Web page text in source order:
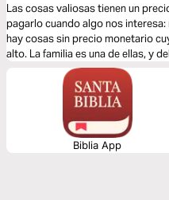
Las cosas valiosas tienen un
pagarlo cuando algo nos
hay cosas sin precio monetario
alto. La familia es una de ellas, y
todo por los nuestros. En este
que debemos fortalecer si
el crecimiento de sus miembros.
que estás dispuesto a pagar para
Biblia App